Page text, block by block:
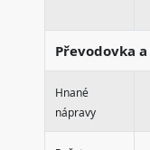
Převodovka
Hnané
nápravy